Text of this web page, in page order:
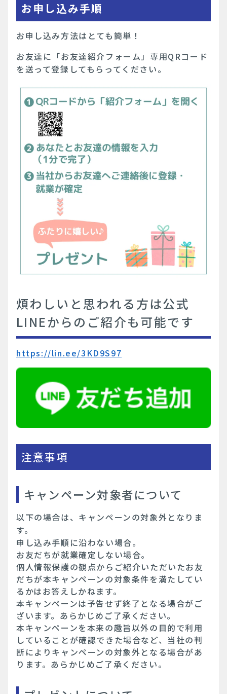
お申し込み手順
お申し込み方法はとても簡単！
お友達に「お友達紹介フォーム」専用QRコード
を送って登録してもらってください。
煩わしいと思われる方は公式
LINEからのご紹介も可能です
https://lin.ee/3KD9S97
注意事項
キャンペーン対象者について
以下の場合は、キャンペーンの対象外となりま
す。
申し込み手順に沿わない場合。
お友だちが就業確定しない場合。
個人情報保護の観点からご紹介いただいたお友
だちが本キャンペーンの対象条件を満たしてい
るかはお答えしかねます。
本キャンペーンは予告せず終了となる場合がご
ざいます。あらかじめご了承ください。
本キャンペーンを本来の趣旨以外の目的で利用
していることが確認できた場合など、当社の判
断によりキャンペーンの対象外となる場合があ
ります。あらかじめご了承ください。